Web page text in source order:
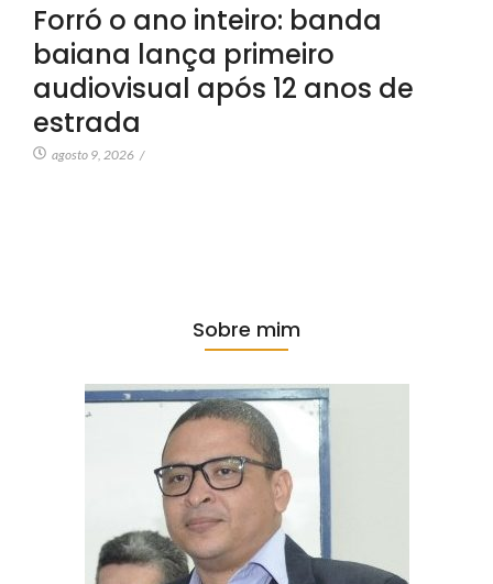
Forró o ano inteiro: banda
baiana lança primeiro
audiovisual após 12 anos de
estrada
agosto 9, 2026 /
Sobre mim